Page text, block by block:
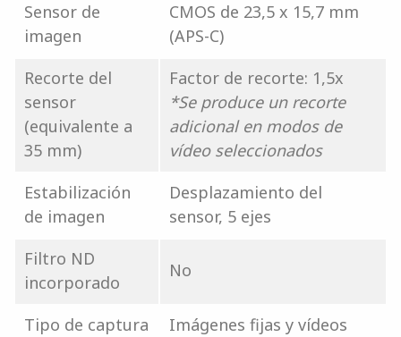
Sensor de
imagen
CMOS de 23,5 x 15,7 mm
(APS-C)
Recorte del
sensor
(equivalente a
35 mm)
Factor de recorte: 1,5x
*Se produce un recorte
adicional en modos de
vídeo seleccionados
Estabilización
de imagen
Desplazamiento del
sensor, 5 ejes
Filtro ND
incorporado
No
Tipo de captura Imágenes fijas y vídeos